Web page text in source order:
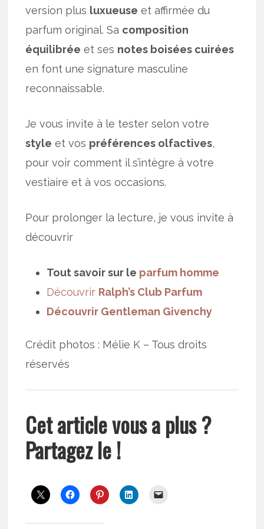
version plus luxueuse et affirmée du
parfum original. Sa composition
équilibrée et ses notes boisées cuirées
en font une signature masculine
reconnaissable.
Je vous invite à le tester selon votre
style et vos préférences olfactives,
pour voir comment il s’intègre à votre
vestiaire et à vos occasions.
Pour prolonger la lecture, je vous invite à
découvrir
Tout savoir sur le parfum homme
Découvrir Ralph’s Club Parfum
Découvrir Gentleman Givenchy
Crédit photos : Mélie K – Tous droits
réservés
Cet article vous a plus ?
Partagez le !